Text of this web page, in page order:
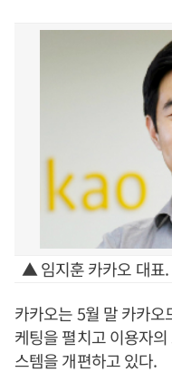
▲ 임지훈 카카오 대표.
카카오는 5월 말 카카
케팅을 펼치고 이용자
스템을 개편하고 있다.